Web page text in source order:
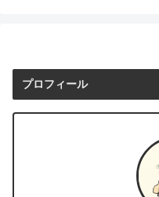
プロフィール